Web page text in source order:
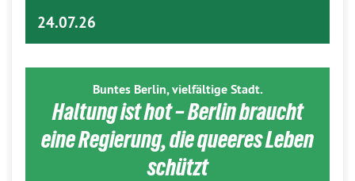
24.07.26
Buntes Berlin, vielfältige Stadt.
Haltung ist hot – Berlin braucht
eine Regierung, die queeres Leben
schützt